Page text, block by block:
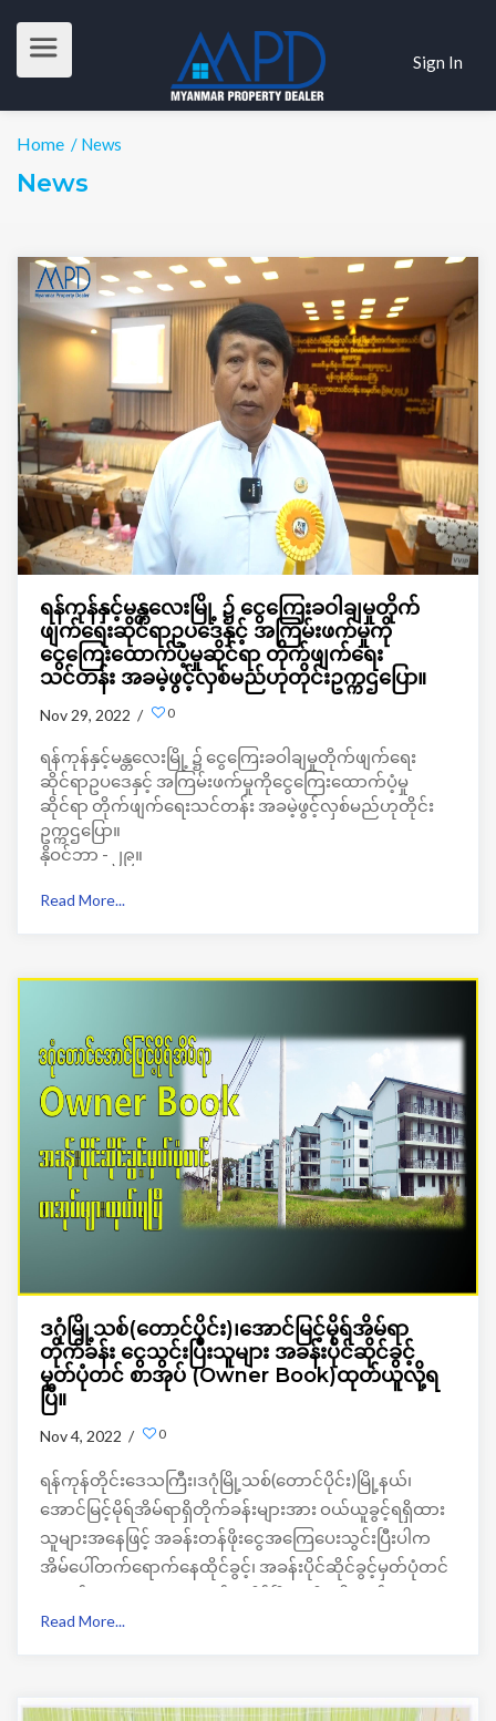
Sign In
Home / News
News
ရန်ကုန်နှင့်မန္တလေးမြို့ ၌ ငွေကြေးခဝါချမှုတိုက်
ဖျက်ရေးဆိုင်ရာဥပဒေနှင့် အကြမ်းဖက်မှုကို
ငွေကြေးထောက်ပံ့မှုဆိုင်ရာ တိုက်ဖျက်ရေး
သင်တန်း အခမဲ့ဖွင့်လှစ်မည်ဟုတိုင်းဥက္ကဌပြော။
Nov 29, 2022 / 0
ရန်ကုန်နှင့်မန္တလေးမြို့ ၌ ငွေကြေးခဝါချမှုတိုက်ဖျက်ရေး
ဆိုင်ရာဥပဒေနှင့် အကြမ်းဖက်မှုကိုငွေကြေးထောက်ပံ့မှု
ဆိုင်ရာ တိုက်ဖျက်ရေးသင်တန်း အခမဲ့ဖွင့်လှစ်မည်ဟုတိုင်း
ဥက္ကဌပြော။
နိုဝင်ဘာ - ၂၉။
မြန်မာနိုင်ငံ အိမ်ခြံမြေလုပ်ငန်းဖွံဖြိုး တိုးတက်ရေးအသင်းမှ
ထောက်ပံ့မှု ဆိုင်ရာတိုက်ဖျက်ရေးသင်တန်း ကိုအခမဲ့ ဖွင့်လှစ်
Read More...
ဒဂုံမြို့သစ်(တောင်ပိုင်း)၊အောင်မြင့်မိုရ်အိမ်ရာ
တိုက်ခန်း ငွေသွင်းပြီးသူများ အခန်းပိုင်ဆိုင်ခွင့်
မှတ်ပုံတင် စာအုပ် (Owner Book)ထုတ်ယူလို့ရ
ပြီ။
Nov 4, 2022 / 0
ရန်ကုန်တိုင်းဒေသကြီး၊ဒဂုံမြို့သစ်(တောင်ပိုင်း)မြို့နယ်၊
အောင်မြင့်မိုရ်အိမ်ရာရှိတိုက်ခန်းများအား ဝယ်ယူခွင့်ရရှိထား
သူများအနေဖြင့် အခန်းတန်ဖိုးငွေအကြေပေးသွင်းပြီးပါက
အိမ်ပေါ်တက်ရောက်နေထိုင်ခွင့်၊ အခန်းပိုင်ဆိုင်ခွင့်မှတ်ပုံတင်
Read More...